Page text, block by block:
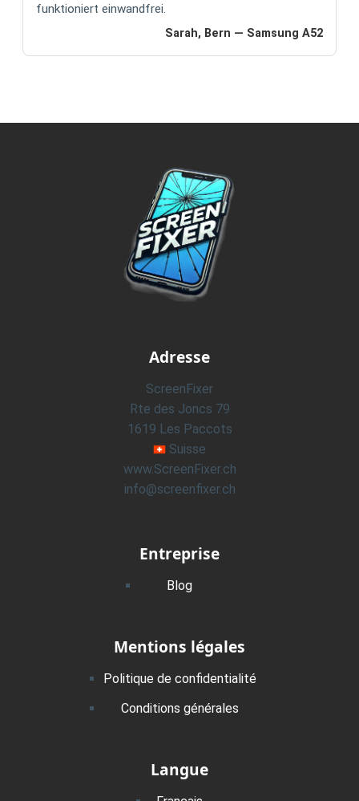
funktioniert einwandfrei.
Sarah, Bern — Samsung A52
Adresse
ScreenFixer
Rte des Joncs 79
1619 Les Paccots
Suisse
www.ScreenFixer.ch
info@screenfixer.ch
Entreprise
Blog
Mentions légales
Politique de confidentialité
Conditions générales
Langue